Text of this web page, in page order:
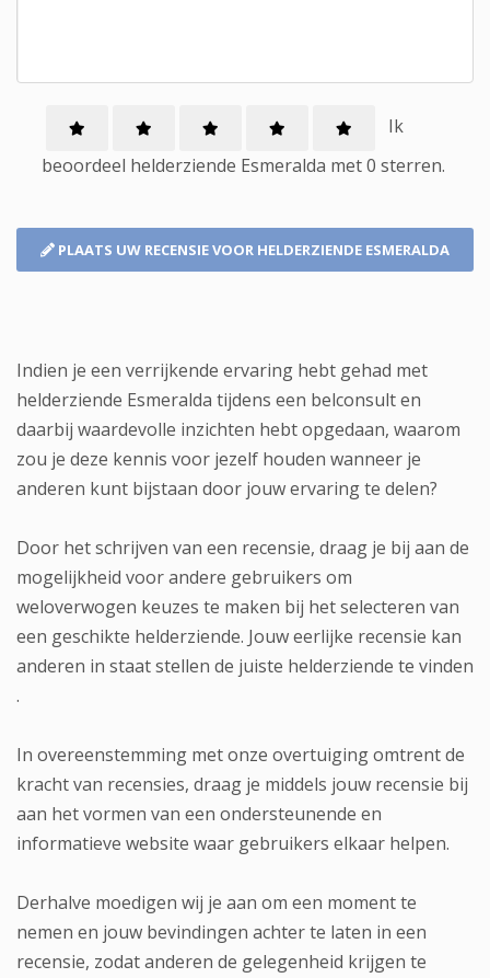
Ik
beoordeel helderziende Esmeralda met0 sterren.
PLAATS UW RECENSIE VOOR HELDERZIENDE ESMERALDA
Indien je een verrijkende ervaring hebt gehad met
helderziende Esmeralda tijdens een belconsult en
daarbij waardevolle inzichten hebt opgedaan, waarom
zou je deze kennis voor jezelf houden wanneer je
anderen kunt bijstaan door jouw ervaring te delen?
Door het schrijven van een recensie, draag je bij aan de
mogelijkheid voor andere gebruikers om
weloverwogen keuzes te maken bij het selecteren van
een geschikte helderziende. Jouw eerlijke recensie kan
anderen in staat stellen de juiste helderziende te vinden
.
In overeenstemming met onze overtuiging omtrent de
kracht van recensies, draag je middels jouw recensie bij
aan het vormen van een ondersteunende en
informatieve website waar gebruikers elkaar helpen.
Derhalve moedigen wij je aan om een moment te
nemen en jouw bevindingen achter te laten in een
recensie, zodat anderen de gelegenheid krijgen te